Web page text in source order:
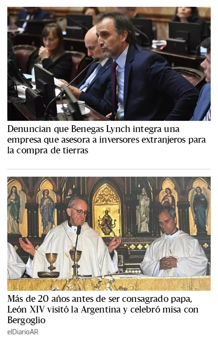
Denuncian que Benegas Lynch integra una
empresa que asesora a inversores extranjeros para
la compra de tierras
Más de 20 años antes de ser consagrado papa,
León XIV visitó la Argentina y celebró misa con
Bergoglio
elDiarioAR